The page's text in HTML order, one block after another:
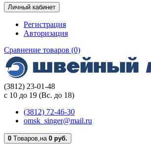
Личный кабинет
Регистрация
Авторизация
Сравнение товаров (0)
(3812) 23-01-48
с 10 до 19 (Вс. до 18)
(3812) 72-46-30
omsk_singer@mail.ru
0 Tоваров,на 0 руб.